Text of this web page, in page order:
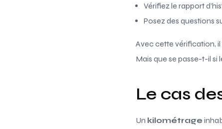
Vérifiez le rapport
Posez des questions
Avec cette vérification,
Mais que se passe-t-il si
Le cas
Un kilométrage